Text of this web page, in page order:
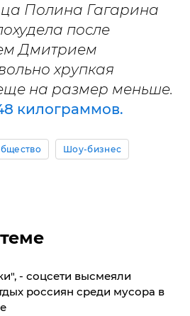
Полина Гагарина
после
Дмитрием
хрупкая
на размер меньше.
килограммов.
Шоу-бизнес
- соцсети высмеяли
россиян среди мусора в